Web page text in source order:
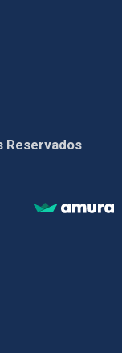
Reservados